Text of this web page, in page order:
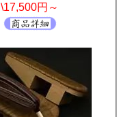
\17,500円～